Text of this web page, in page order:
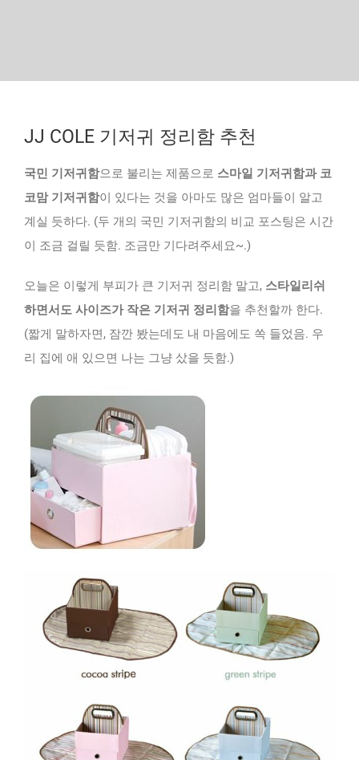
JJ COLE 기저귀 정리함 추천
국민 기저귀함으로 불리는 제품으로 스마일 기저귀함과 코
코맘 기저귀함이 있다는 것을 아마도 많은 엄마들이 알고
계실 듯하다. (두 개의 국민 기저귀함의 비교 포스팅은 시간
이 조금 걸릴 듯함. 조금만 기다려주세요~.)
오늘은 이렇게 부피가 큰 기저귀 정리함 말고, 스타일리쉬
하면서도 사이즈가 작은 기저귀 정리함을 추천할까 한다.
(짧게 말하자면, 잠깐 봤는데도 내 마음에도 쏙 들었음. 우
리 집에 애 있으면 나는 그냥 샀을 듯함.)